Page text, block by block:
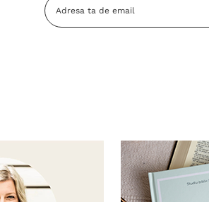
Adresa
Email